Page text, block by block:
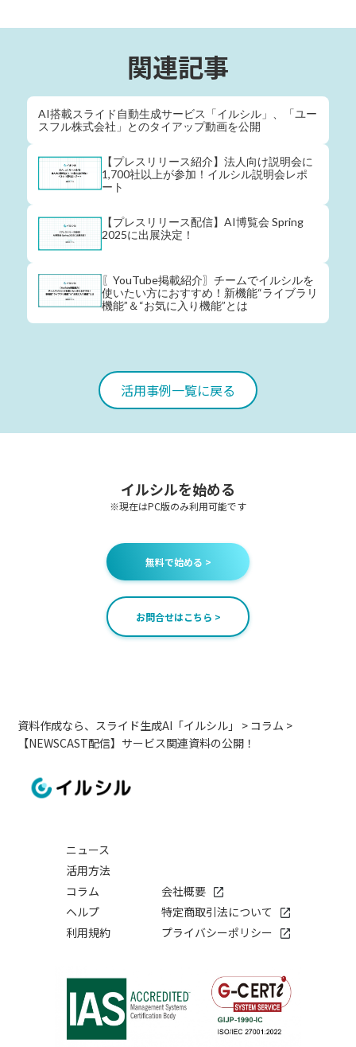
関連記事
AI搭載スライド自動生成サービス「イルシル」、「ユー
スフル株式会社」とのタイアップ動画を公開
【プレスリリース紹介】法人向け説明会に
1,700社以上が参加！イルシル説明会レポ
ート
【プレスリリース配信】AI博覧会 Spring
2025に出展決定！
〖YouTube掲載紹介〗チームでイルシルを
使いたい方におすすめ！新機能“ライブラリ
機能”＆“お気に入り機能”とは
活用事例一覧に戻る
イルシルを始める
※現在はPC版のみ利用可能です
無料で始める >
お問合せはこちら >
資料作成なら、スライド生成AI「イルシル」 > コラム >
【NEWSCAST配信】サービス関連資料の公開！
ニュース
活用方法
コラム
ヘルプ
利用規約
会社概要
特定商取引法について
プライバシーポリシー